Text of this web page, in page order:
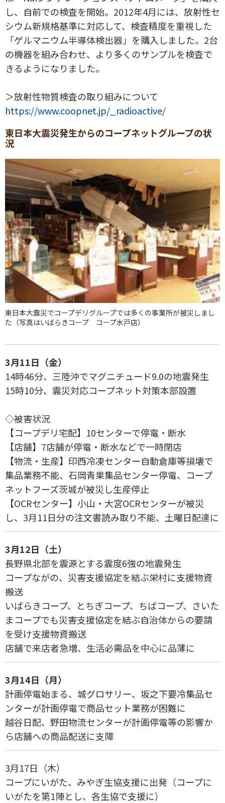
し、自前での検査を開始。2012年4月には、放射性セ
シウム新規格基準に対応して、検査精度を重視した
「ゲルマニウム半導体検出器」を購入しました。2台
の機器を組み合わせ、より多くのサンプルを検査で
きるようになりました。
＞放射性物質検査の取り組みについて
https://www.coopnet.jp/_radioactive/
東日本大震災発生からのコープネットグループの状
況
東日本大震災でコープデリグループでは多くの事業所が被災しまし
た（写真はいばらきコープ コープ水戸店）
3月11日（金）
14時46分、三陸沖でマグニチュード9.0の地震発生
15時10分、震災対応コープネット対策本部設置
◇被害状況
【コープデリ宅配】10センターで停電・断水
【店舗】7店舗が停電・断水などで一時閉店
【物流・生産】印西冷凍センター自動倉庫等損壊で
集品業務不能、石岡青果集品センター停電、コープ
ネットフーズ茨城が被災し生産停止
【OCRセンター】小山・大宮OCRセンターが被災
し、3月11日分の注文書読み取り不能、土曜日配達に
3月12日（土）
長野県北部を震源とする震度6強の地震発生
コープながの、災害支援協定を結ぶ栄村に支援物資
搬送
いばらきコープ、とちぎコープ、ちばコープ、さいた
まコープでも災害支援協定を結ぶ自治体からの要請
を受け支援物資搬送
店舗で来店者急増、生活必需品を中心に品薄に
3月14日（月）
計画停電始まる、城グロサリー、坂之下要冷集品セ
ンターが計画停電で商品セット業務が困難に
越谷日配、野田物流センターが計画停電等の影響か
ら店舗への商品配送に支障
3月17日（木）
コープにいがた、みやぎ生協支援に出発（コープに
いがたを第1陣とし、各生協で支援に）